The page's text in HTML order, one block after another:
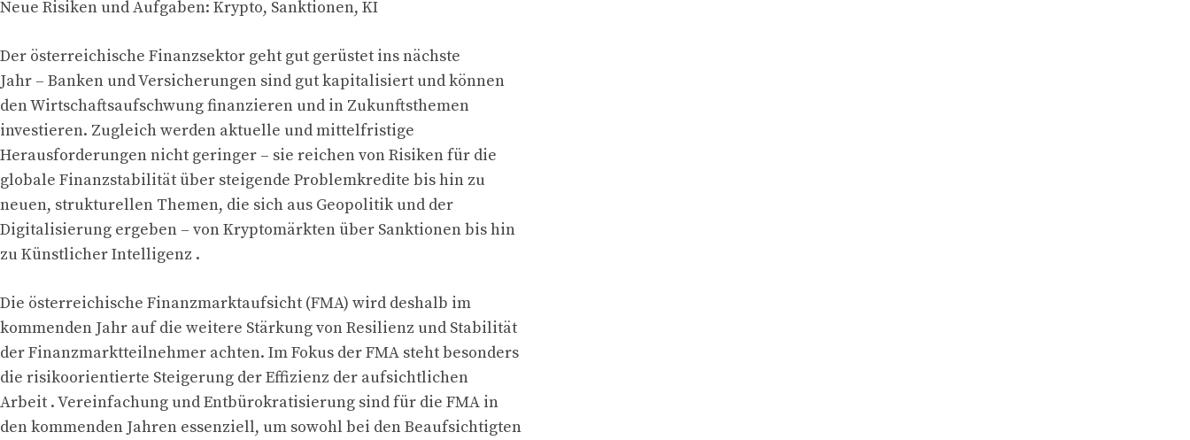
Neue Risiken und Aufgaben: Krypto, Sanktionen, KI
Der österreichische Finanzsektor geht gut gerüstet ins nächste
Jahr – Banken und Versicherungen sind gut kapitalisiert und können
den Wirtschaftsaufschwung finanzieren und in Zukunftsthemen
investieren. Zugleich werden aktuelle und mittelfristige
Herausforderungen nicht geringer – sie reichen von Risiken für die
globale Finanzstabilität über steigende Problemkredite bis hin zu
neuen, strukturellen Themen, die sich aus Geopolitik und der
Digitalisierung ergeben – von Kryptomärkten über Sanktionen bis hin
zu Künstlicher Intelligenz .
Die österreichische Finanzmarktaufsicht (FMA) wird deshalb im
kommenden Jahr auf die weitere Stärkung von Resilienz und Stabilität
der Finanzmarktteilnehmer achten. Im Fokus der FMA steht besonders
die risikoorientierte Steigerung der Effizienz der aufsichtlichen
Arbeit . Vereinfachung und Entbürokratisierung sind für die FMA in
den kommenden Jahren essenziell, um sowohl bei den Beaufsichtigten